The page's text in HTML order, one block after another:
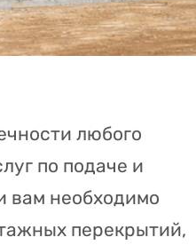
любого
по подаче и
вам необходимо
перекрытий,